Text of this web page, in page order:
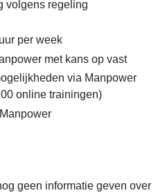
volgens regeling
per week
met kans op vast
via Manpower
online trainingen)
geen informatie geven over